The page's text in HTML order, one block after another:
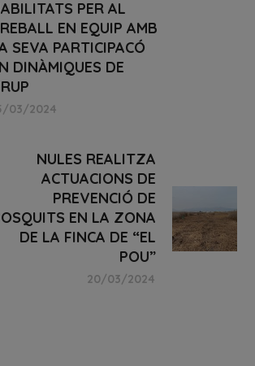
PER AL
EN EQUIP AMB
SEVA PARTICIPACÓ
DINÀMIQUES DE
03/2024
NULES REALITZA
ACTUACIONS DE
PREVENCIÓ DE
EN LA ZONA
DE LA FINCA DE “EL
POU”
20/03/2024